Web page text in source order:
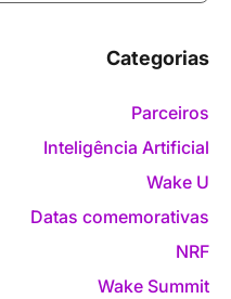
Categorias
Parceiros
Inteligência Artificial
Wake U
Datas comemorativas
NRF
Wake Summit